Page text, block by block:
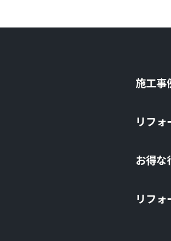
施⼯事
リフ
お得な
リフ